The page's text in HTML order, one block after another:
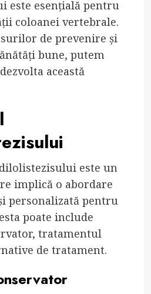
este esențială pentru
coloanei vertebrale.
de prevenire și
bune, putem
această
este un
implică o abordare
personalizată pentru
poate include
tratamentul
de tratament.